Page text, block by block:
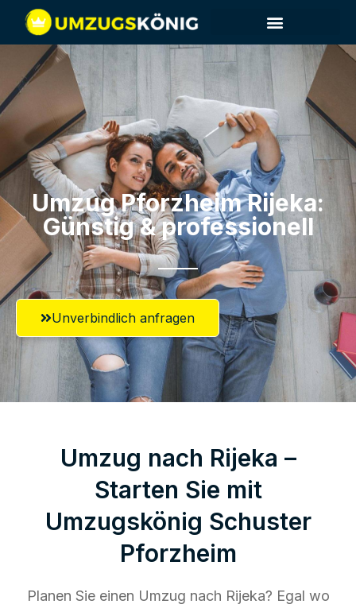
Umzug Pforzheim​ Rijeka:
Günstig & professionell​
Unverbindlich anfragen
Umzug nach Rijeka –
Starten Sie mit
Umzugskönig Schuster
Pforzheim
Planen Sie einen Umzug nach Rijeka? Egal wo